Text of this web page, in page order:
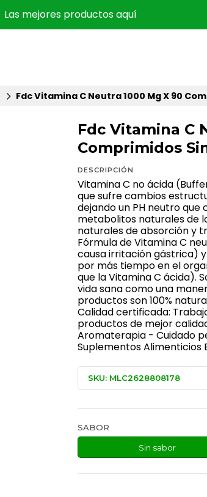
Las mejores productos aquí
Fdc Vitamina C Neutra 1000 Mg X 90
Fdc Vitamina C
Comprimidos
DESCRIPCIÓN
Vitamina C no ácida
que sufre cambios
dejando un PH neutro
metabolitos naturales de
naturales de absorción y
Fórmula de Vitamina C
causa irritación gástrica)
por más tiempo en el
que la Vitamina C ácida).
vida sana como una
productos son 100%
Calidad certificada:
productos de mejor
Aromaterapia - Cuidado
Suplementos Alimenticios
SKU: MLC2628808178
SABOR
Sin sabor